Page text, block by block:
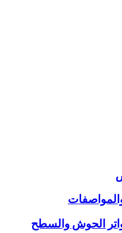
والمواصفات
الحوش والسطح